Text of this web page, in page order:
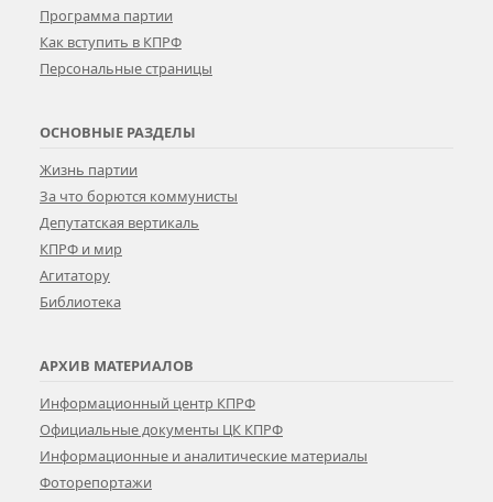
Программа партии
Как вступить в КПРФ
Персональные страницы
ОСНОВНЫЕ РАЗДЕЛЫ
Жизнь партии
За что борются коммунисты
Депутатская вертикаль
КПРФ и мир
Агитатору
Библиотека
АРХИВ МАТЕРИАЛОВ
Информационный центр КПРФ
Официальные документы ЦК КПРФ
Информационные и аналитические материалы
Фоторепортажи